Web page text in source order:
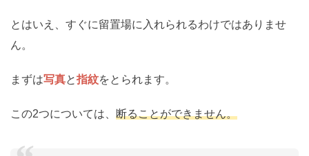
とはいえ、すぐに留置場に入れられるわけではありませ
ん。
まずは写真と指紋をとられます。
この2つについては、 断ることができません。